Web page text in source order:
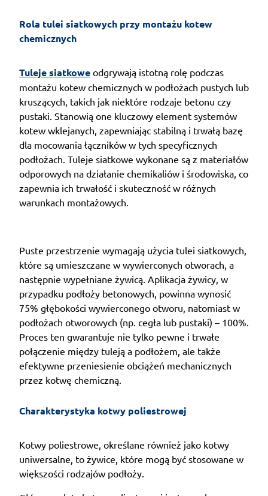
Rola tulei siatkowych przy montażu kotew
chemicznych
Tuleje siatkowe odgrywają istotną rolę podczas
montażu kotew chemicznych w podłożach pustych lub
kruszących, takich jak niektóre rodzaje betonu czy
pustaki. Stanowią one kluczowy element systemów
kotew wklejanych, zapewniając stabilną i trwałą bazę
dla mocowania łączników w tych specyficznych
podłożach. Tuleje siatkowe wykonane są z materiałów
odporowych na działanie chemikaliów i środowiska, co
zapewnia ich trwałość i skuteczność w różnych
warunkach montażowych.
Puste przestrzenie wymagają użycia tulei siatkowych,
które są umieszczane w wywierconych otworach, a
następnie wypełniane żywicą. Aplikacja żywicy, w
przypadku podłoży betonowych, powinna wynosić
75% głębokości wywierconego otworu, natomiast w
podłożach otworowych (np. cegła lub pustaki) – 100%.
Proces ten gwarantuje nie tylko pewne i trwałe
połączenie między tuleją a podłożem, ale także
efektywne przeniesienie obciążeń mechanicznych
przez kotwę chemiczną.
Charakterystyka kotwy poliestrowej
Kotwy poliestrowe, określane również jako kotwy
uniwersalne, to żywice, które mogą być stosowane w
większości rodzajów podłoży.